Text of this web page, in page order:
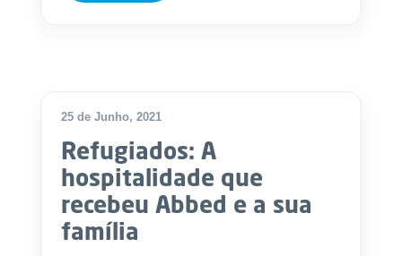
25 de Junho, 2021
Refugiados: A
hospitalidade que
recebeu Abbed e a sua
família